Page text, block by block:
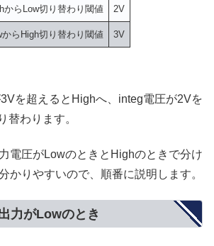
からLow切り替わり閾値 2V
からHigh切り替わり閾値 3V
を超えるとHighへ、integ電圧が2Vを
替わります。
電圧がLowのときとHighのときで分け
かりやすいので、順番に説明します。
力がLowのとき